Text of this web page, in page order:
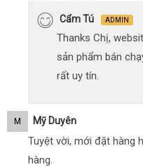
Cẩm Tú ADMIN
Thanks Chị,
sản phẩm bán
rất uy tín.
M Mỹ Duyên
Tuyệt vời, mới đặt hàng
hàng.